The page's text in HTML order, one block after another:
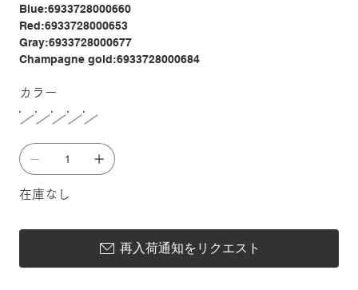
Blue:6933728000660
Red:6933728000653
Gray:6933728000677
Champagne gold:6933728000684
カラー
在庫なし
再入荷通知をリクエスト